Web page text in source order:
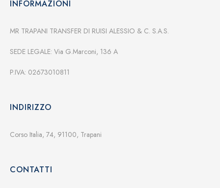
INFORMAZIONI
MR TRAPANI TRANSFER DI RUISI ALESSIO & C. S.A.S.
SEDE LEGALE: Via G.Marconi, 136 A
P.IVA: 02673010811
INDIRIZZO
Corso Italia, 74, 91100, Trapani
CONTATTI